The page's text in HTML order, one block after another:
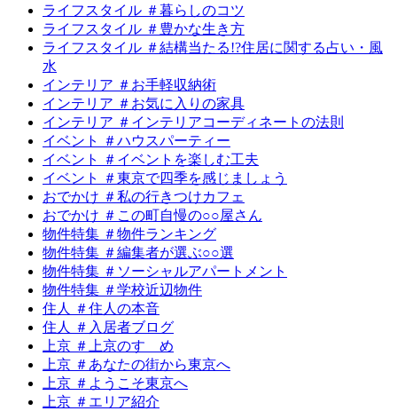
ライフスタイル ＃暮らしのコツ
ライフスタイル ＃豊かな生き方
ライフスタイル ＃結構当たる!?住居に関する占い・風
水
インテリア ＃お手軽収納術
インテリア ＃お気に入りの家具
インテリア ＃インテリアコーディネートの法則
イベント ＃ハウスパーティー
イベント ＃イベントを楽しむ工夫
イベント ＃東京で四季を感じましょう
おでかけ ＃私の行きつけカフェ
おでかけ ＃この町自慢の○○屋さん
物件特集 ＃物件ランキング
物件特集 ＃編集者が選ぶ○○選
物件特集 ＃ソーシャルアパートメント
物件特集 ＃学校近辺物件
住人 ＃住人の本音
住人 ＃入居者ブログ
上京 ＃上京のすゝめ
上京 ＃あなたの街から東京へ
上京 ＃ようこそ東京へ
上京 ＃エリア紹介